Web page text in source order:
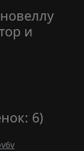
и
6)